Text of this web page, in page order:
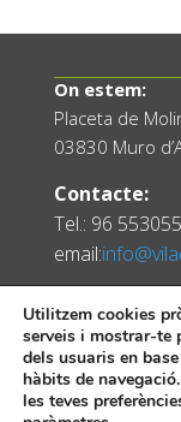
On estem:
Placeta de
03830 Muro
Contacte:
Tel.: 96
email:
Utilitzem cookies
serveis i mostrar-te
dels usuaris en
hàbits de
les teves